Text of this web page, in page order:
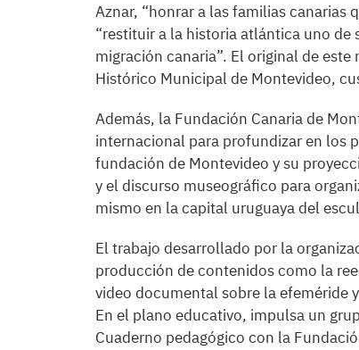
Aznar, “honrar a las familias canarias
“restituir a la historia atlántica uno
migración canaria”. El original de
Histórico Municipal de Montevideo,
Además, la Fundación Canaria de
internacional para profundizar en los
fundación de Montevideo y su
y el discurso museográfico para
mismo en la capital uruguaya del
El trabajo desarrollado por la
producción de contenidos como la
video documental sobre la efeméride
En el plano educativo, impulsa un
Cuaderno pedagógico con la